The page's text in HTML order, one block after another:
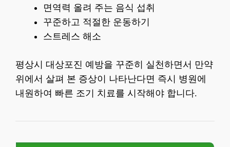
면역력 올려 주는 음식 섭취
꾸준하고 적절한 운동하기
스트레스 해소
평상시 대상포진 예방을 꾸준히 실천하면서 만약
위에서 살펴 본 증상이 나타난다면 즉시 병원에
내원하여 빠른 조기 치료를 시작해야 합니다.